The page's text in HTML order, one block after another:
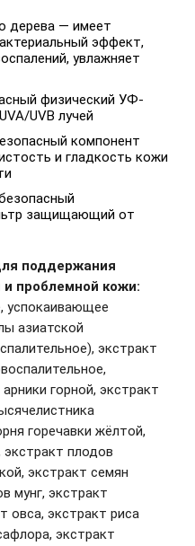
дерева — имеет
эффект,
увлажняет
физический УФ-
UVB лучей
компонент
и гладкость кожи
защищающий от
поддержания
проблемной кожи:
успокаивающее
азиатской
экстракт
горной, экстракт
горечавки жёлтой,
плодов
экстракт семян
мунг, экстракт
овса, экстракт риса
экстракт